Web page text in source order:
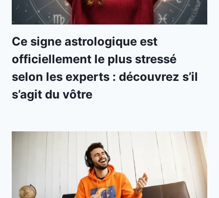
Ce signe astrologique est
officiellement le plus stressé
selon les experts : découvrez s’il
s’agit du vôtre